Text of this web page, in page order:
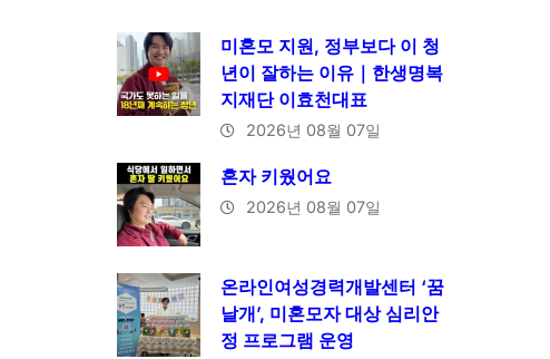
미혼모 지원, 정부보다 이 청
년이 잘하는 이유｜한생명복
지재단 이효천대표
2026년 08월 07일
혼자 키웠어요
2026년 08월 07일
온라인여성경력개발센터 ‘꿈
날개’, 미혼모자 대상 심리안
정 프로그램 운영